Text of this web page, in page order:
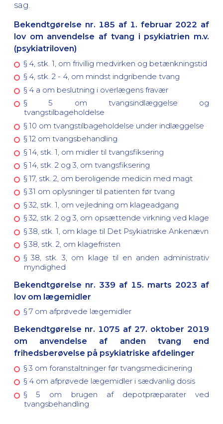
sag.
Bekendtgørelse nr. 185 af 1. februar 2022 af
lov om anvendelse af tvang i psykiatrien m.v.
(psykiatriloven)
§ 4, stk. 1, om frivillig medvirken og betænkningstid
§ 4, stk. 2 - 4, om mindst indgribende tvang
§ 4 a om beslutning i overlægens fravær
§ 5 om tvangsindlæggelse og
tvangstilbageholdelse
§ 10 om tvangstilbageholdelse under indlæggelse
§ 12 om tvangsbehandling
§ 14, stk. 1, om midler til tvangsfiksering
§ 14, stk. 2 og 3, om tvangsfiksering
§ 17, stk. 2, om beroligende medicin med magt
§ 31 om oplysninger til patienten før tvang
§ 32, stk. 1, om vejledning om klageadgang
§ 32, stk. 2 og 3, om opsættende virkning ved klage
§ 38, stk. 1, om klage til Det Psykiatriske Ankenævn
§ 38, stk. 2, om klagefristen
§ 38, stk. 3, om klage til en anden administrativ
myndighed
Bekendtgørelse nr. 339 af 15. marts 2023 af
lov om lægemidler
§ 7 om afprøvede lægemidler
Bekendtgørelse nr. 1075 af 27. oktober 2019
om anvendelse af anden tvang end
frihedsberøvelse på psykiatriske afdelinger
§ 3 om foranstaltninger før tvangsmedicinering
§ 4 om afprøvede lægemidler i sædvanlig dosis
§ 5 om brugen af depotpræparater ved
tvangsbehandling